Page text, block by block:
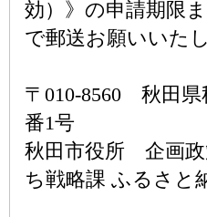
効）》の申請期限
で郵送お願いいた
〒010-8560 秋田県
番1号
秋田市役所 企画
ち戦略課 ふるさと